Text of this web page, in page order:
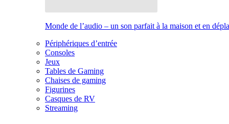
Monde de l’audio – un son parfait à la maison et en
Périphériques d’entrée
Consoles
Jeux
Tables de Gaming
Chaises de gaming
Figurines
Casques de RV
Streaming